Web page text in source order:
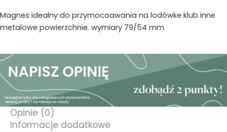
Panu
-
Magnes idealny do przymocoawania na lodówke klub inne
metalowe powierzchnie. wymiary 79/54 mm.
Opinie (0)
Informacje dodatkowe